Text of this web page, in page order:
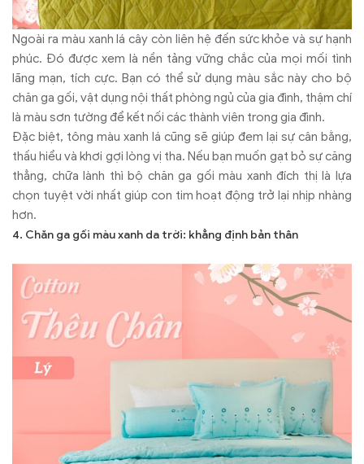
Ngoài ra màu xanh lá cây còn liên hệ đến sức khỏe và sự hạnh
phúc. Đó được xem là nền tảng vững chắc của mọi mối tình
lãng mạn, tích cực. Bạn có thể sử dụng màu sắc này cho bộ
chăn ga gối, vật dụng nội thất phòng ngủ của gia đình, thậm chí
là màu sơn tường để kết nối các thành viên trong gia đình.
Đặc biệt, tông màu xanh lá cũng sẽ giúp đem lại sự cân bằng,
thấu hiểu và khơi gợi lòng vị tha. Nếu bạn muốn gạt bỏ sự căng
thẳng, chữa lành thì bộ chăn ga gối màu xanh đích thị là lựa
chọn tuyệt vời nhất giúp con tim hoạt động trở lại nhịp nhàng
hơn.
4. Chăn ga gối màu xanh da trời: khẳng định bản thân